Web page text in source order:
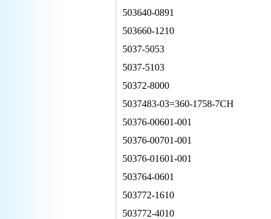
503640-0891
503660-1210
5037-5053
5037-5103
50372-8000
5037483-03=360-1758-7CH
50376-00601-001
50376-00701-001
50376-01601-001
503764-0601
503772-1610
503772-4010